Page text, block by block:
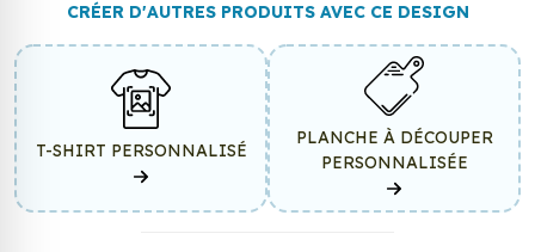
CRÉER D'AUTRES PRODUITS AVEC CE DESIGN
T-SHIRT PERSONNALISÉ
PLANCHE À DÉCOUPER
PERSONNALISÉE